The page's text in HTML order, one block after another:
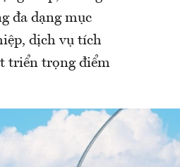
đa dạng mục
dịch vụ tích
triển trọng điểm